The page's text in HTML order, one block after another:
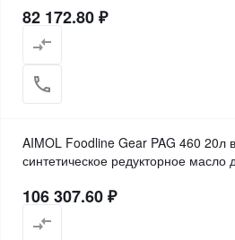
82 172.80 ₽
AIMOL Foodline Gear PAG 460 20л
синтетическое редукторное масло
106 307.60 ₽